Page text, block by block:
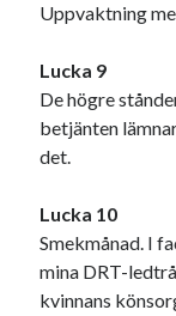
Uppvaktning
Lucka 9
De högre
betjänten
det.
Lucka 10
Smekmånad. I
mina DRT-
kvinnans